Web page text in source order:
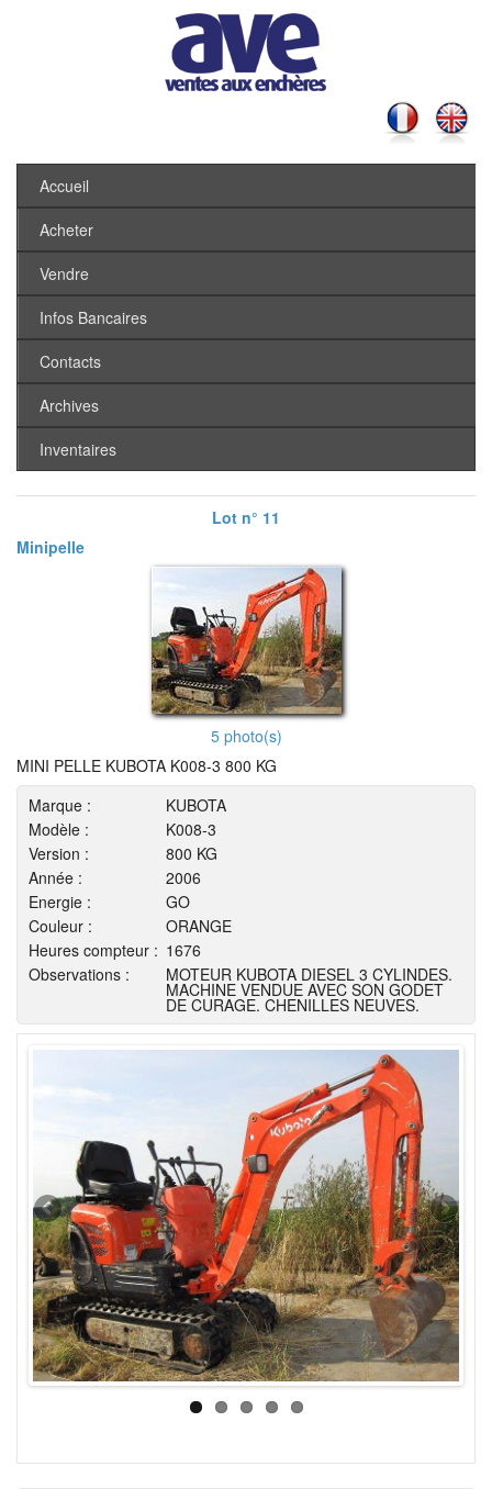
Accueil
Acheter
Vendre
Infos Bancaires
Contacts
Archives
Inventaires
Lot n° 11
Minipelle
5 photo(s)
MINI PELLE KUBOTA K008-3 800 KG
Marque :
KUBOTA
Modèle :
K008-3
Version :
800 KG
Année :
2006
Energie :
GO
Couleur :
ORANGE
Heures compteur : 1676
Observations :
MOTEUR KUBOTA DIESEL 3 CYLINDES.
MACHINE VENDUE AVEC SON GODET
DE CURAGE. CHENILLES NEUVES.